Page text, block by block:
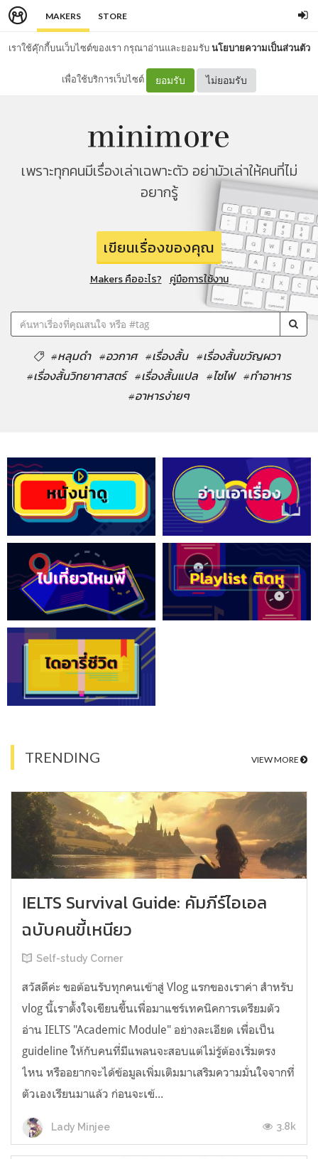
MAKERS STORE
เราใช้คุ๊กกี้บนเว็บไซต์ของเรา กรุณาอ่านและยอมรับนโยบายความเป็นส่วนตัว
เพื่อใช้บริการเว็บไซต์ ยอมรับ ไม่ยอมรับ
เพราะทุกคนมีเรื่องเล่าเฉพาะตัว อย่ามัวเล่าให้คนที่ไม่
อยากรู้
เขียนเรื่องของคุณ
Makers คืออะไร? คู่มือการใช้งาน
#หลุมดำ #อวกาศ #เรื่องสั้น #เรื่องสั้นขวัญผวา
#เรื่องสั้นวิทยาศาสตร์ #เรื่องสั้นแปล #ไซไฟ #ทำอาหาร
#อาหารง่ายๆ
TRENDING VIEW MORE
IELTS Survival Guide: คัมภีร์ไอเอล
ฉบับคนขี้เหนียว
Self-study Corner
สวัสดีค่ะ ขอต้อนรับทุกคนเข้าสู่ Vlog แรกของเราค่า สำหรับ
vlog นี้เราตั้งใจเขียนขึ้นเพื่อมาแชร์เทคนิคการเตรียมตัว
อ่าน IELTS "Academic Module" อย่างละเอียด เพื่อเป็น
guideline ให้กับคนที่มีแพลนจะสอบแต่ไม่รู้ต้องเริ่มตรง
ไหน หรืออยากจะได้ข้อมูลเพิ่มเติมมาเสริมความมั่นใจจากที่
ตัวเองเรียนมาแล้ว ก่อนจะเข้...
Lady Minjee 3.8k